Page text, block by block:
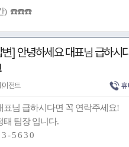
) ☎️☎️☎️
변] 안녕하세요 대표님 급하시
이전트 휴
표님 급하시다면 꼭 연락주세요!
태 팀장 입니다.
- 5 6 3 0